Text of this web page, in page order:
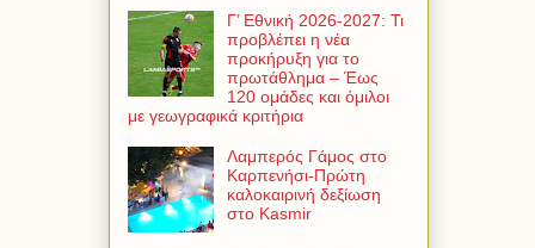
Γ’ Εθνική 2026-2027: Τι
προβλέπει η νέα
προκήρυξη για το
πρωτάθλημα – Έως
120 ομάδες και όμιλοι
με γεωγραφικά κριτήρια
Λαμπερός Γάμος στο
Καρπενήσι-Πρώτη
καλοκαιρινή δεξίωση
στο Kasmir